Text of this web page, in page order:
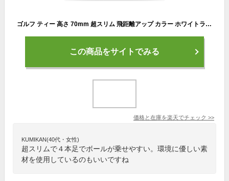
ゴルフ ティー 高さ 70mm 超スリム 飛距離アップ カラー ホワイトライトバイオティー 70mm ホワイト環境にやさしい素材 ゴルフティーゴルフ用品 ライト(LITE)T-273
この商品をサイトでみる
価格と在庫を楽天でチェック >>
KUMIKAN(40代・女性)
超スリムで４本足でボールが乗せやすい。環境に優しい素
材を使用しているのもいいですね